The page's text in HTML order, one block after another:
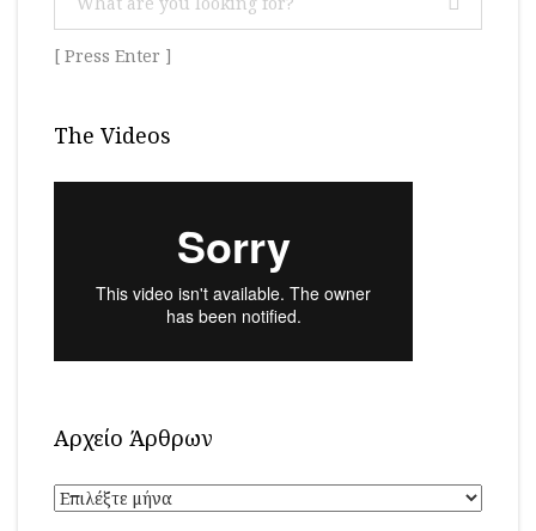
[ Press Enter ]
The Videos
Αρχείο Άρθρων
Αρχείο
Άρθρων